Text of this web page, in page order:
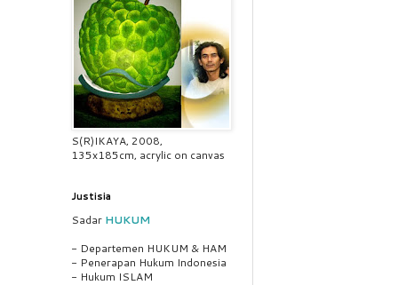
S(R)IKAYA, 2008,
135x185cm, acrylic on canvas
Justisia
Sadar HUKUM
- Departemen HUKUM & HAM
- Penerapan Hukum Indonesia
- Hukum ISLAM